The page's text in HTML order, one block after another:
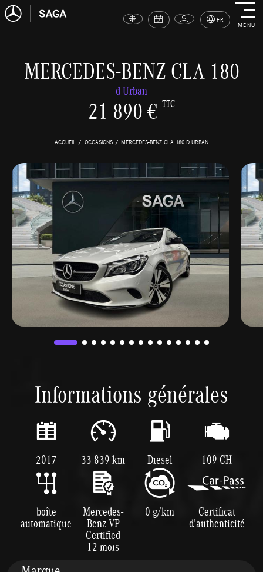
FR
MENU
MERCEDES-BENZ CLA 180
d Urban
21 890 € TTC
ACCUEIL OCCASIONS MERCEDES-BENZ CLA 180 D URBAN
Informations générales
2017 33 839 km Diesel 109 CH
boîte
automatique
Mercedes-
Benz VP
Certified
12 mois
0 g/km Certificat
d'authenticité